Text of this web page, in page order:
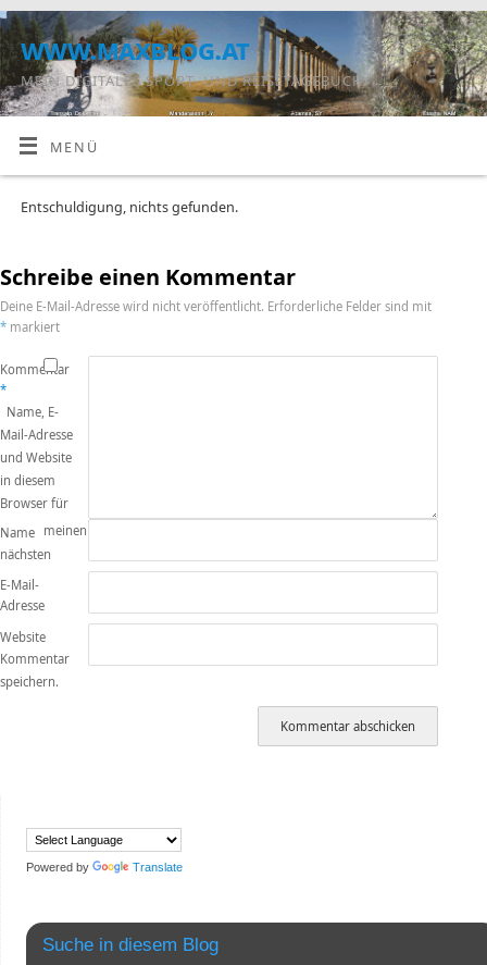
www.maxblog.at
MEIN DIGITALES SPORT- UND REISETAGEBUCH
MENÜ
Entschuldigung, nichts gefunden.
Schreibe einen Kommentar
Deine E-Mail-Adresse wird nicht veröffentlicht. Erforderliche Felder sind mit
* markiert
Kommentar
*
Name
E-Mail-
Adresse
Website
Name, E-
Mail-Adresse
und Website
in diesem
Browser für
meinen
nächsten
Kommentar
speichern.
Powered by Translate
Suche in diesem Blog